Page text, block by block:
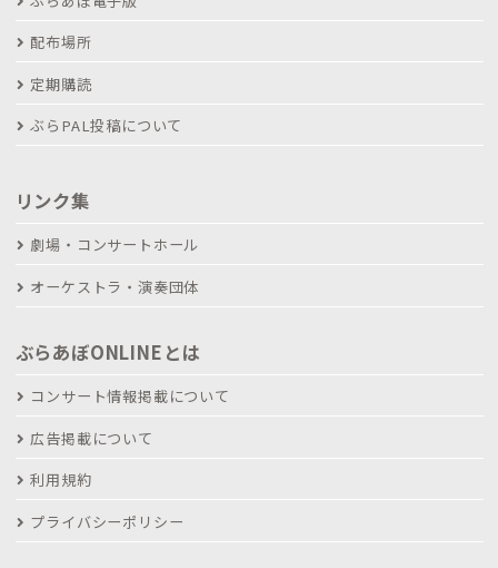
配布場所
定期購読
ぶらPAL投稿について
リンク集
劇場・コンサートホール
オーケストラ・演奏団体
ぶらあぼONLINEとは
コンサート情報掲載について
広告掲載について
利用規約
プライバシーポリシー